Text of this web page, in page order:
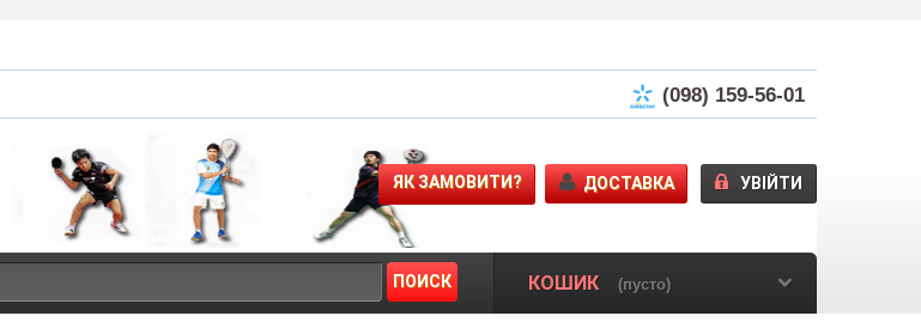
(098) 159-56-01
ПОИСК
УВІЙТИ
ЯК ЗАМОВИТИ? ДОСТАВКА
КОШИК (пусто)